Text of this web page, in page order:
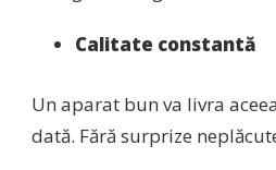
Calitate constantă
Un aparat bun va livra
dată. Fără surprize